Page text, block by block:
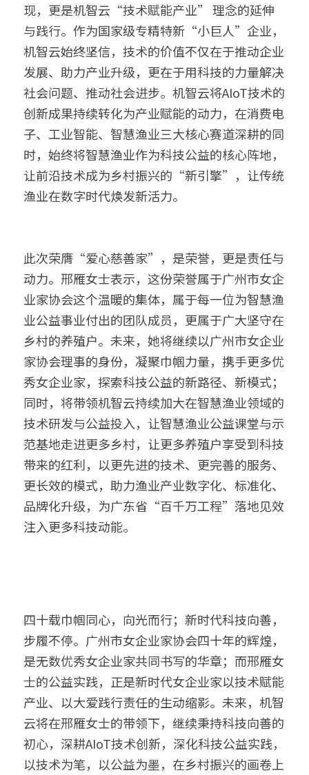
现，更是机智云“技术赋能产业” 理念的延伸
与践行。作为国家级专精特新“小巨人”企业，
机智云始终坚信，技术的价值不仅在于推动企业
发展、助力产业升级，更在于用科技的力量解决
社会问题、推动社会进步。机智云将AIoT技术的
创新成果持续转化为产业赋能的动力，在消费电
子、工业智能、智慧渔业三大核心赛道深耕的同
时，始终将智慧渔业作为科技公益的核心阵地，
让前沿技术成为乡村振兴的“新引擎”，让传统
渔业在数字时代焕发新活力。
此次荣膺“爱心慈善家”，是荣誉，更是责任与
动力。邢雁女士表示，这份荣誉属于广州市女企
业家协会这个温暖的集体，属于每一位为智慧渔
业公益事业付出的团队成员，更属于广大坚守在
乡村的养殖户。未来，她将继续以广州市女企业
家协会理事的身份，凝聚巾帼力量，携手更多优
秀女企业家，探索科技公益的新路径、新模式；
同时，将带领机智云持续加大在智慧渔业领域的
技术研发与公益投入，让智慧渔业公益课堂与示
范基地走进更多乡村，让更多养殖户享受到科技
带来的红利，以更先进的技术、更完善的服务、
更长效的模式，助力渔业产业数字化、标准化、
品牌化升级，为广东省“百千万工程”落地见效
注入更多科技动能。
四十载巾帼同心，向光而行；新时代科技向善，
步履不停。广州市女企业家协会四十年的辉煌，
是无数优秀女企业家共同书写的华章；而邢雁女
士的公益实践，正是新时代女企业家以技术赋能
产业、以大爱践行责任的生动缩影。未来，机智
云将在邢雁女士的带领下，继续秉持科技向善的
初心，深耕AIoT技术创新，深化科技公益实践，
以技术为笔，以公益为墨，在乡村振兴的画卷上